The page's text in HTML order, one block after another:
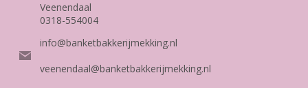
Veenendaal
0318-554004
info@banketbakkerijmekking.nl
veenendaal@banketbakkerijmekking.nl